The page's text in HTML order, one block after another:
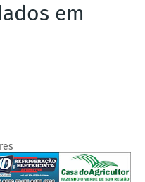
em